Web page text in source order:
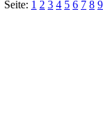
Seite: 1 2 3 4 5 6 7 8 9